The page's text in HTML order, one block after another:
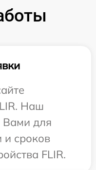
Наш
Вами для
и сроков
FLIR.